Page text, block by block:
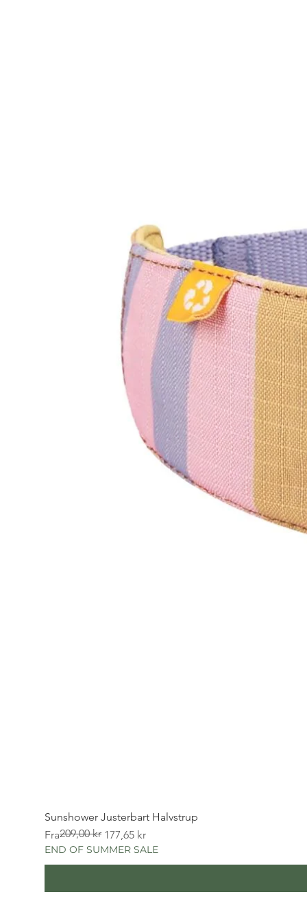
Sunshower Justerbart Halvstrup
Fra
Vanlig pris
209,00 kr 177,65 kr
Salgspris
END OF SUMMER SALE